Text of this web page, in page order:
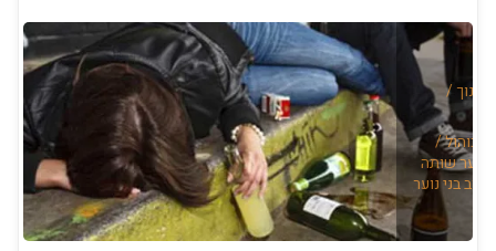
היא
תשב
בממשלה???"
חינוך /
/
נוער שותה
בני נוער